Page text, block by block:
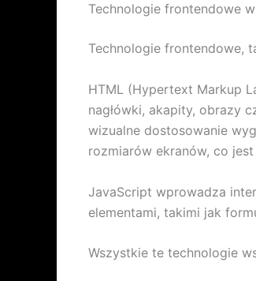
Technologie frontendowe
Technologie frontendowe,
HTML (Hypertext Markup
nagłówki, akapity, obrazy
wizualne dostosowanie
rozmiarów ekranów, co
JavaScript wprowadza
elementami, takimi jak
Wszystkie te technologie